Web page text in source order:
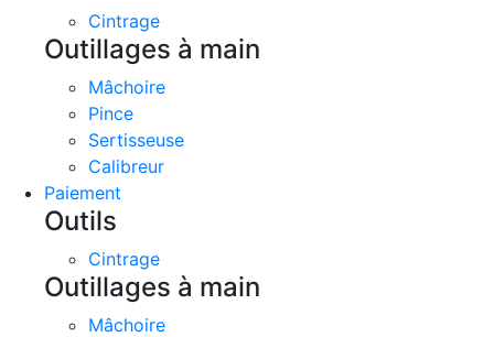
Cintrage
Outillages à main
Mâchoire
Pince
Sertisseuse
Calibreur
Paiement
Outils
Cintrage
Outillages à main
Mâchoire